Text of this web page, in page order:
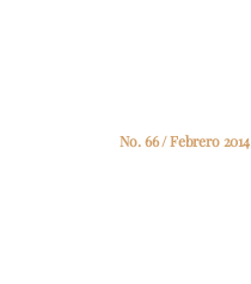
No. 66 / Febrero 2014